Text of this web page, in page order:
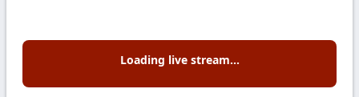
Loading live stream...